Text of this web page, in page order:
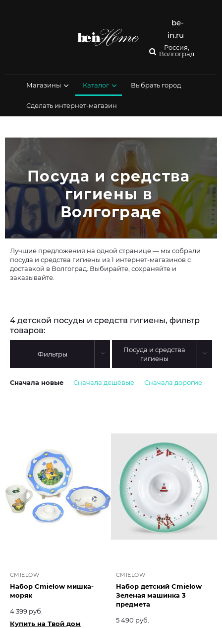
be-
in.ru
Россия,
Волгоград
Магазины Каталог Выбрать город
Сделать интернет-магазин
Посуда и средства
гигиены в
Волгограде
Лучшие предложения на одной странице — мы собрали
посуда и средства гигиены из 1 интернет-магазинов с
доставкой в Волгоград. Выбирайте, сохраняйте и
заказывайте.
4 детской посуды и средств гигиены, фильтр
товаров:
Фильтры
Посуда и средства
гигиены
Сначала новые Сначала дешёвые Сначала дорогие
CMIELOW
Набор Cmielow мишка-
моряк
4 399 руб.
Купить на Твой дом
CMIELOW
Набор детский Cmielow
Зеленая машинка 3
предмета
5 490 руб.